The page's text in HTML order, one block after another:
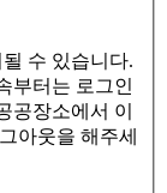
수 있습니다.
부터는 로그인
공장소에서 이
아웃을 해주세